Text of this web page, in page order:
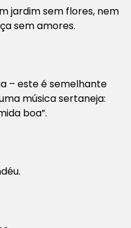
jardim sem flores, nem
sem amores.
– este é semelhante
música sertaneja:
boa”.